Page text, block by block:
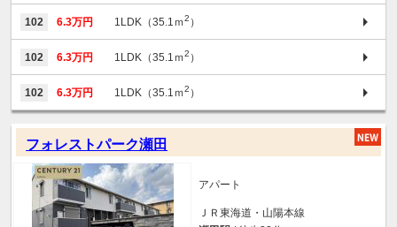
102 6.3万円 1LDK（35.1ｍ2 ）
102 6.3万円 1LDK（35.1ｍ2 ）
102 6.3万円 1LDK（35.1ｍ2 ）
フォレストパーク瀬田
アパート
ＪＲ東海道・山陽本線